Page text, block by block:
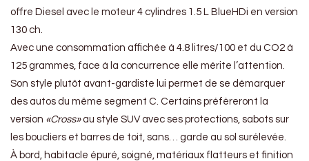
offre Diesel avec le moteur 4 cylindres 1.5 L BlueHDi en version
130 ch.
Avec une consommation affichée à 4.8 litres/100 et du CO2 à
125 grammes, face à la concurrence elle mérite l’attention.
Son style plutôt avant-gardiste lui permet de se démarquer
des autos du même segment C. Certains préfèreront la
version «Cross»au style SUV avec ses protections, sabots sur
les boucliers et barres de toit, sans… garde au sol surélevée.
À bord, habitacle épuré, soigné, matériaux flatteurs et finition